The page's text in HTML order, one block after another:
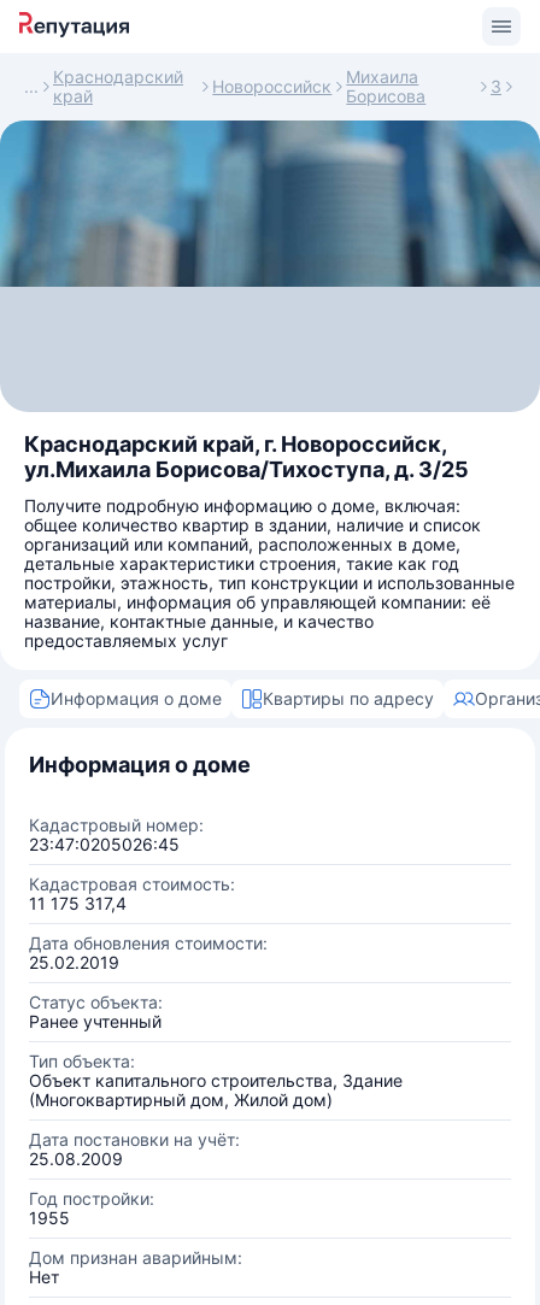
Краснодарский
край
Новороссийск
Михаила
Борисова
3
Краснодарский край, г. Новороссийск,
ул.Михаила Борисова/Тихоступа, д. 3/25
Получите подробную информацию о доме, включая:
общее количество квартир в здании, наличие и список
организаций или компаний, расположенных в доме,
детальные характеристики строения, такие как год
постройки, этажность, тип конструкции и использованные
материалы, информация об управляющей компании: её
название, контактные данные, и качество
предоставляемых услуг
Информация о доме Квартиры по адресу
Информация о доме
Кадастровый номер:
23:47:0205026:45
Кадастровая стоимость:
11 175 317,4
Дата обновления стоимости:
25.02.2019
Статус объекта:
Ранее учтенный
Тип объекта:
Объект капитального строительства, Здание
(Многоквартирный дом, Жилой дом)
Дата постановки на учёт:
25.08.2009
Год постройки:
1955
Дом признан аварийным:
Нет